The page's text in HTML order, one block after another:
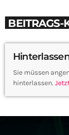
BEITRAGS-
Sie müssen
hinterlassen.